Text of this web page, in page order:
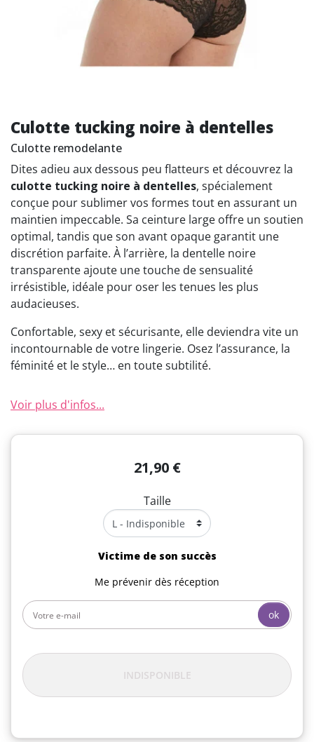
Culotte tucking noire à dentelles
Culotte remodelante
Dites adieu aux dessous peu flatteurs et découvrez la
culotte tucking noire à dentelles, spécialement
conçue pour sublimer vos formes tout en assurant un
maintien impeccable. Sa ceinture large offre un soutien
optimal, tandis que son avant opaque garantit une
discrétion parfaite. À l’arrière, la dentelle noire
transparente ajoute une touche de sensualité
irrésistible, idéale pour oser les tenues les plus
audacieuses.
Confortable, sexy et sécurisante, elle deviendra vite un
incontournable de votre lingerie. Osez l’assurance, la
féminité et le style… en toute subtilité.
Voir plus d'infos...
21,90 €
Taille
Victime de son succès
Me prévenir dès réception
ok
INDISPONIBLE